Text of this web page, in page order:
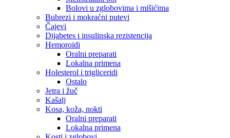
Bolovi u zglobovima i mišićima
Bubrezi i mokraćni putevi
Čajevi
Dijabetes i insulinska rezistencija
Hemoroidi
Oralni preparati
Lokalna primena
Holesterol i trigliceridi
Ostalo
Jetra i žuč
Kašalj
Kosa, koža, nokti
Oralni preparati
Lokalna primena